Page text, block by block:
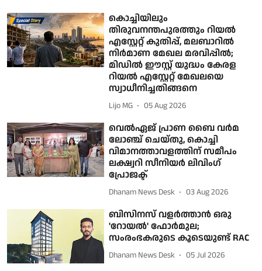
കൊച്ചിയിലും
തിരുവനന്തപുരത്തും റിയല്‍
എസ്റ്റേറ്റ് കുതിപ്പ്, മലബാറില്‍
നിര്‍മാണ മേഖല മരവിപ്പില്‍;
മിഡില്‍ ഈസ്റ്റ് യുദ്ധം കേരള
റിയല്‍ എസ്റ്റേറ്റ് മേഖലയെ
സ്വാധീനിച്ചതിങ്ങനെ
Lijo MG 05 Aug 2026
വെല്‍ഏജ് പ്രാണ ബൈ വര്‍മ
ലോഞ്ച് ചെയ്തു, കൊച്ചി
വിമാനത്താവളത്തിന് സമീപം
ലക്ഷ്വറി സീനിയര്‍ ലിവിംഗ്
പ്രോജക്ട്
Dhanam News Desk 03 Aug 2026
ബിസിനസ് വളർത്താൻ ഒരു
'റോയൽ' ഫോർമുല;
സംരംഭകരുടെ കൂടെയുണ്ട് RAC
Dhanam News Desk 05 Jul 2026